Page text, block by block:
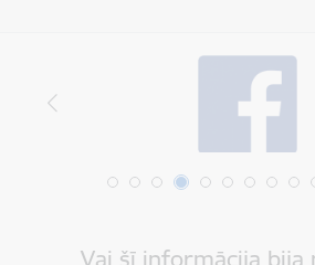
Vai šī informācija bija